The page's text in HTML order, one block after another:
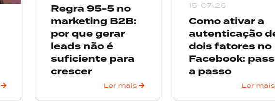
Regra 95-5 no
marketing B2B:
por que gerar
leads não é
suficiente para
crescer
Ler mais
15-07-26
Como ativar a
autenticação
dois fatores no
Facebook:
a passo
Ler